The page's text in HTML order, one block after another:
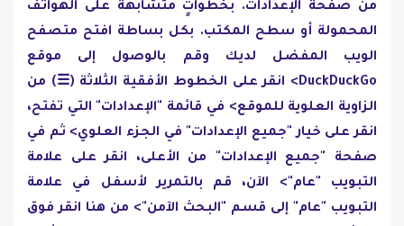
من صفحة الإعدادات. بخطواتٍ متشابهة على الهواتف
المحمولة أو سطح المكتب. بكل بساطة افتح متصفح
الويب المفضل لديك وقم بالوصول إلى موقع
DuckDuckGo> انقر على الخطوط الأفقية الثلاثة (☰) من
الزاوية العلوية للموقع> في قائمة "الإعدادات" التي تفتح،
انقر على خيار "جميع الإعدادات" في الجزء العلوي> ثم في
صفحة "جميع الإعدادات" من الأعلى، انقر على علامة
التبويب "عام"> الآن، قم بالتمرير لأسفل في علامة
التبويب "عام" إلى قسم "البحث الآمن"> من هنا انقر فوق